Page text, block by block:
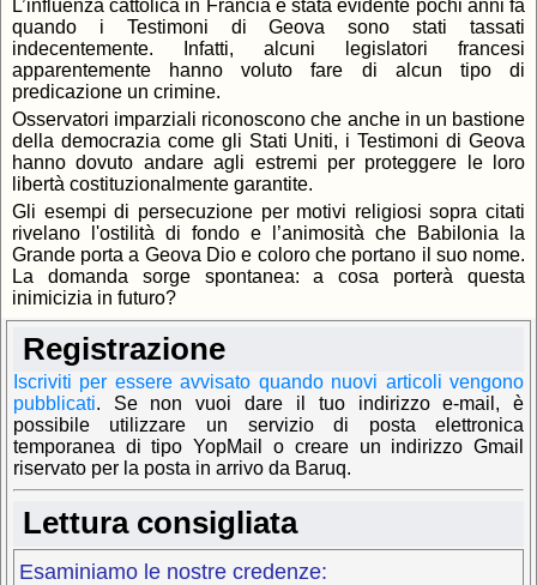
L’influenza cattolica in Francia è stata evidente pochi anni fa
quando i Testimoni di Geova sono stati tassati
indecentemente. Infatti, alcuni legislatori francesi
apparentemente hanno voluto fare di alcun tipo di
predicazione un crimine.
Osservatori imparziali riconoscono che anche in un bastione
della democrazia come gli Stati Uniti, i Testimoni di Geova
hanno dovuto andare agli estremi per proteggere le loro
libertà costituzionalmente garantite.
Gli esempi di persecuzione per motivi religiosi sopra citati
rivelano l'ostilità di fondo e l’animosità che Babilonia la
Grande porta a Geova Dio e coloro che portano il suo nome.
La domanda sorge spontanea: a cosa porterà questa
inimicizia in futuro?
Registrazione
Iscriviti per essere avvisato quando nuovi articoli vengono
pubblicati.
Se non vuoi dare il tuo indirizzo e-mail, è
possibile utilizzare un servizio di posta elettronica
temporanea di tipo YopMail o creare un indirizzo Gmail
riservato per la posta in arrivo da Baruq.
Lettura consigliata
Esaminiamo le nostre credenze: